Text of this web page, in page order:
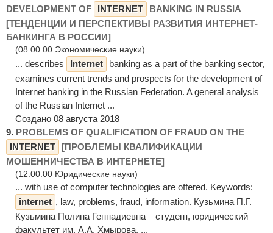
DEVELOPMENT OF
INTERNET
BANKING IN RUSSIA
[ТЕНДЕНЦИИ И ПЕРСПЕКТИВЫ РАЗВИТИЯ ИНТЕРНЕТ-
БАНКИНГА В РОССИИ]
(08.00.00 Экономические науки)
... describes Internet
banking as a part of the banking sector,
examines current trends and prospects for the development of
Internet banking in the Russian Federation. A general analysis
of the Russian Internet ...
Создано 08 августа 2018
9. PROBLEMS OF QUALIFICATION OF FRAUD ON THE
INTERNET [ПРОБЛЕМЫ КВАЛИФИКАЦИИ
МОШЕННИЧЕСТВА В ИНТЕРНЕТЕ]
(12.00.00 Юридические науки)
... with use of computer technologies are offered. Keywords:
internet , law, problems, fraud, information. Кузьмина П.Г.
Кузьмина Полина Геннадиевна – студент, юридический
факультет им. А.А. Хмырова, ...